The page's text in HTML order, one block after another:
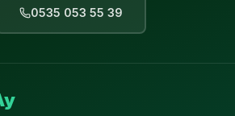
0535 053 55 39